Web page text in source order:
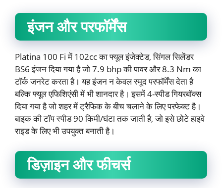
इंजन और परफॉर्मेंस
Platina 100 Fi में 102cc का फ्यूल इंजेक्टेड, सिंगल सिलेंडर
BS6 इंजन दिया गया है जो 7.9 bhp की पावर और 8.3 Nm का
टॉर्क जनरेट करता है। यह इंजन न केवल स्मूद परफॉर्मेंस देता है
बल्कि फ्यूल एफिशिएंसी में भी शानदार है। इसमें 4-स्पीड गियरबॉक्स
दिया गया है जो शहर में ट्रैफिक के बीच चलाने के लिए परफेक्ट है।
बाइक की टॉप स्पीड 90 किमी/घंटा तक जाती है, जो इसे छोटे हाइवे
राइड के लिए भी उपयुक्त बनाती है।
डिज़ाइन और फीचर्स